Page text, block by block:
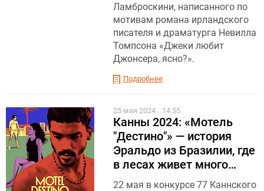
Ламброскини, написанного по
мотивам романа ирландского
писателя и драматурга Невилла
Томпсона «Джеки любит
Джонсера, ясно?».
Подробнее
25 мая 2024 14:55
Канны 2024: «Мотель
"Дестино"» — история
Эральдо из Бразилии, где
в лесах живет много…
22 мая в конкурсе 77 Каннского